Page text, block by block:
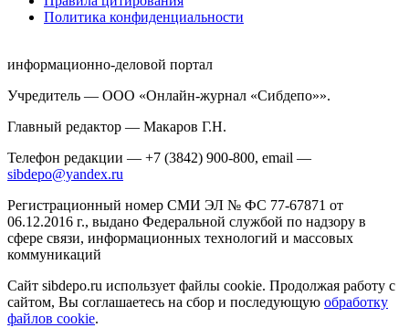
Политика конфиденциальности
информационно-деловой портал
Учредитель — ООО «Онлайн-журнал «Сибдепо»».
Главный редактор — Макаров Г.Н.
Телефон редакции — +7 (3842) 900-800, email —
sibdepo@yandex.ru
Регистрационный номер СМИ ЭЛ № ФС 77-67871 от
06.12.2016 г., выдано Федеральной службой по надзору в
сфере связи, информационных технологий и массовых
коммуникаций
Сайт sibdepo.ru использует файлы cookie. Продолжая работу с
сайтом, Вы соглашаетесь на сбор и последующую обработку
файлов cookie.